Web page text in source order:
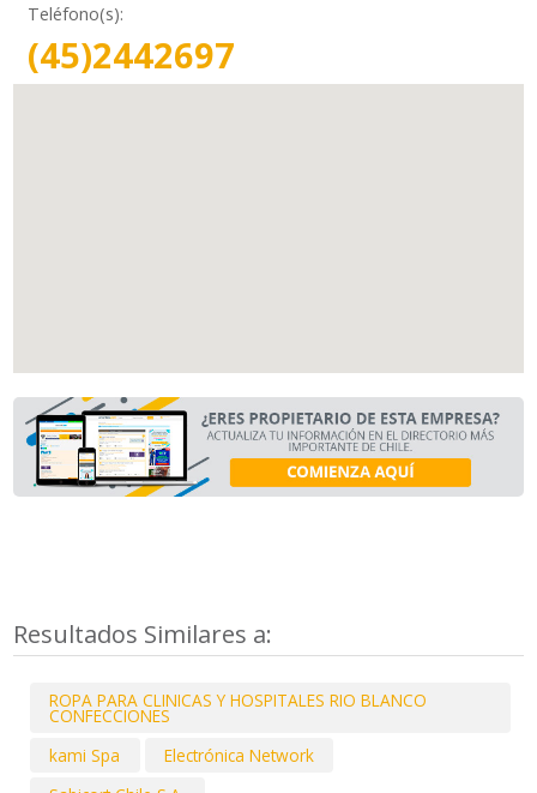
Teléfono(s):
(45)2442697
Resultados Similares a:
ROPA PARA CLINICAS Y HOSPITALES RIO BLANCO
CONFECCIONES
kami Spa
Electrónica Network